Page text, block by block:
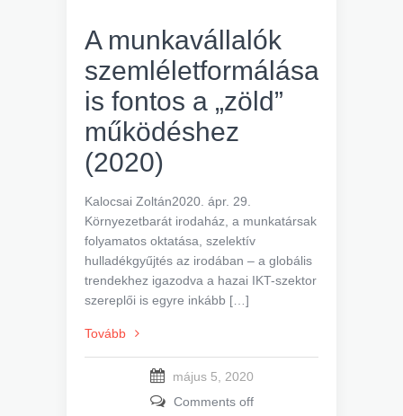
A munkavállalók
szemléletformálása
is fontos a „zöld”
működéshez
(2020)
Kalocsai Zoltán2020. ápr. 29.
Környezetbarát irodaház, a munkatársak
folyamatos oktatása, szelektív
hulladékgyűjtés az irodában – a globális
trendekhez igazodva a hazai IKT-szektor
szereplői is egyre inkább […]
Tovább
május 5, 2020
Comments off